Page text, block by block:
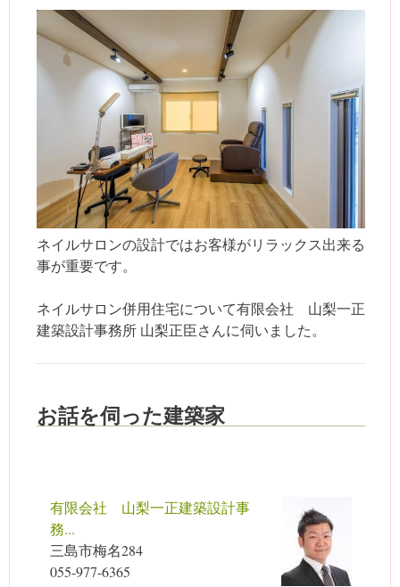
ネイルサロンの設計ではお客様がリラックス出来る
事が重要です。
ネイルサロン併用住宅について有限会社 山梨一正
建築設計事務所 山梨正臣さんに伺いました。
お話を伺った建築家
有限会社 山梨一正建築設計事
務...
三島市梅名284
055-977-6365